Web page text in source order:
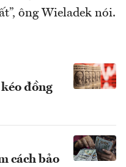
ông Wieladek nói.
đồng
cách bảo